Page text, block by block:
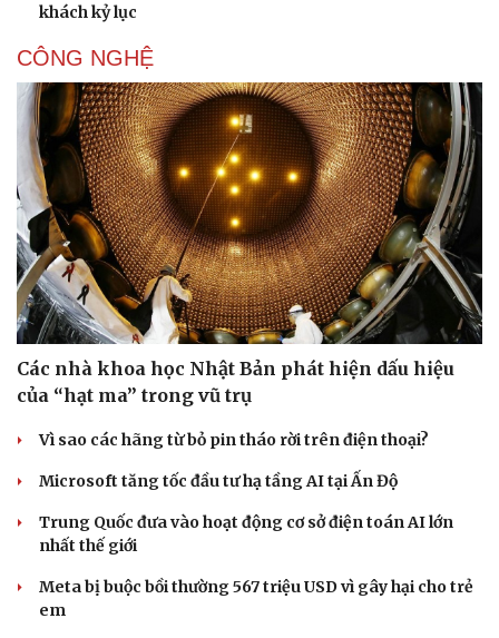
khách kỷ lục
CÔNG NGHỆ
Các nhà khoa học Nhật Bản phát hiện dấu hiệu
của “hạt ma” trong vũ trụ
Vì sao các hãng từ bỏ pin tháo rời trên điện thoại?
Microsoft tăng tốc đầu tư hạ tầng AI tại Ấn Độ
Trung Quốc đưa vào hoạt động cơ sở điện toán AI lớn
nhất thế giới
Meta bị buộc bồi thường 567 triệu USD vì gây hại cho trẻ
em